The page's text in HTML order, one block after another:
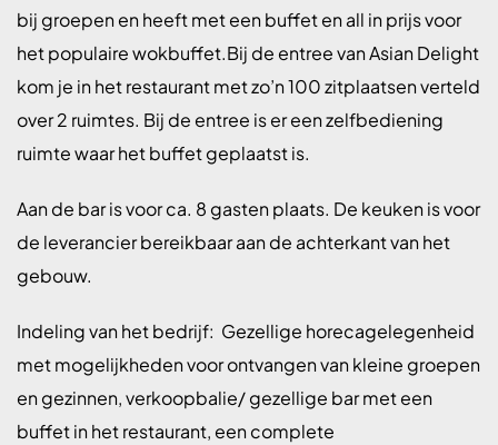
bij groepen en heeft met een buffet en all in prijs voor
het populaire wokbuffet.Bij de entree van Asian Delight
kom je in het restaurant met zo’n 100 zitplaatsen verteld
over 2 ruimtes. Bij de entree is er een zelfbediening
ruimte waar het buffet geplaatst is.
Aan de bar is voor ca. 8 gasten plaats. De keuken is voor
de leverancier bereikbaar aan de achterkant van het
gebouw.
Indeling van het bedrijf: Gezellige horecagelegenheid
met mogelijkheden voor ontvangen van kleine groepen
en gezinnen, verkoopbalie/ gezellige bar met een
buffet in het restaurant, een complete